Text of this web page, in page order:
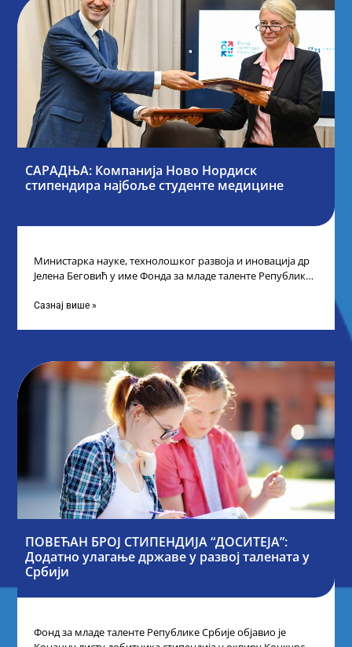
САРАДЊА: Компанија Ново Нордиск
стипендира најбоље студенте медицине
Министарка науке, технолошког развоја и иновација др
Јелена Беговић у име Фонда за младе таленте Републике
Сазнај више »
ПОВЕЋАН БРОЈ СТИПЕНДИЈА “ДОСИТЕЈА”:
Додатно улагање државе у развој талената у
Србији
Фонд за младе таленте Републике Србије објавио је